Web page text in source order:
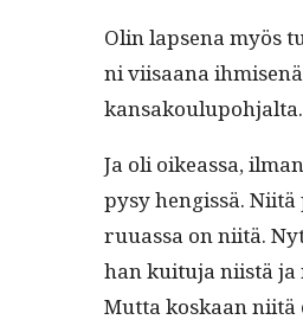
Olin lapse­na myös
ni viisaana
kansakoulupohjalta.
Ja oli oike­as­sa,
pysy hengis­sä.
ruuas­sa on niitä.
han kuitu­ja niistä ja
Mut­ta koskaan niitä